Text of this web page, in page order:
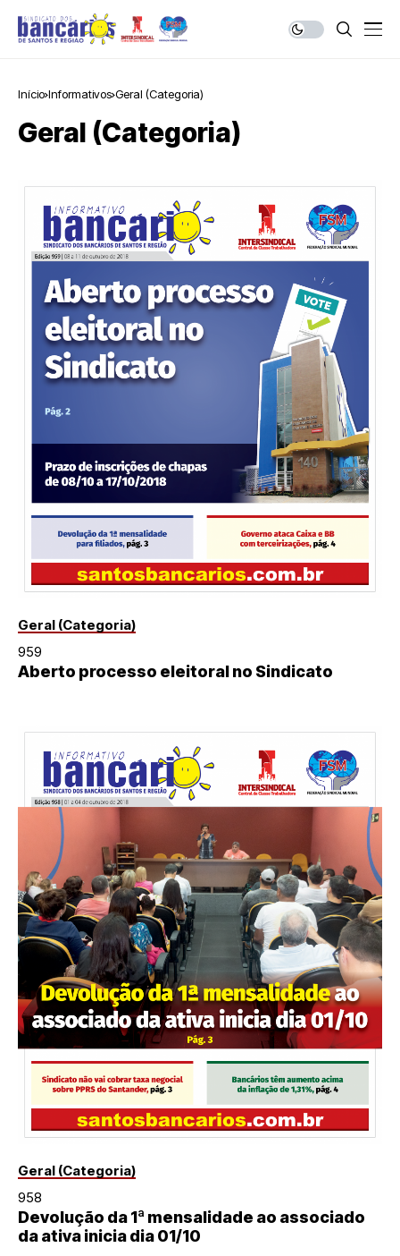
Início Informativos Geral (Categoria)
Geral (Categoria)
Geral (Categoria)
959
Aberto processo eleitoral no Sindicato
Geral (Categoria)
958
Devolução da 1ª mensalidade ao associado
da ativa inicia dia 01/10